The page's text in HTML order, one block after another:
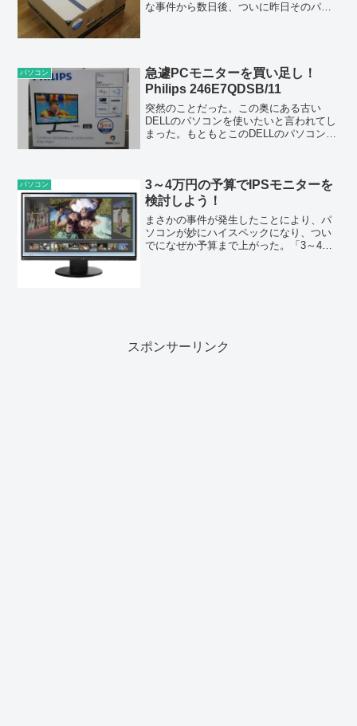
な事件から数日後、ついに昨日そのパソ
パソコン
急遽PCモニターを買い足し！
Philips 246E7QDSB/11
突然のことだった。この奥にある古い
DELLのパソコンを使いたいと言われてし
まった。もともとこのDELLのパソコンに
たってDELL...
パソコン
3～4万円の予算でIPSモニターを
検討しよう！
まさかの事件が発生したことにより、パ
ソコンが妙にハイスペックになり、つい
でになぜか予算まで上がった。「3～4万
スポンサーリンク